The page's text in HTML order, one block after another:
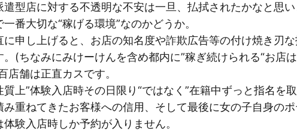
型店に対する不透明な不安は一旦、払拭されたかなと思い
番大切な“稼げる環境”なのかどうか。
に申し上げると、お店の知名度や詐欺広告等の付け焼き刃
。(ちなみにみけーけんを含め都内に”稼ぎ続けられる“お店
店舗は正直カスです。
質上”体験入店時その日限り“ではなく”在籍中ずっと指名を
重ねてきたお客様への信用、そして最後に女の子自身の
験入店時しか予約が入りません。